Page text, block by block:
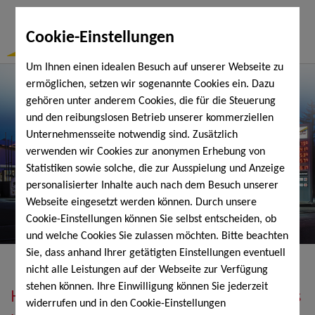
Cookie-Einstellungen
Um Ihnen einen idealen Besuch auf unserer Webseite zu
ermöglichen, setzen wir sogenannte Cookies ein. Dazu
gehören unter anderem Cookies, die für die Steuerung
und den reibungslosen Betrieb unserer kommerziellen
Unternehmensseite notwendig sind. Zusätzlich
verwenden wir Cookies zur anonymen Erhebung von
Statistiken sowie solche, die zur Ausspielung und Anzeige
personalisierter Inhalte auch nach dem Besuch unserer
Webseite eingesetzt werden können. Durch unsere
Cookie-Einstellungen können Sie selbst entscheiden, ob
und welche Cookies Sie zulassen möchten. Bitte beachten
Sie, dass anhand Ihrer getätigten Einstellungen eventuell
nicht alle Leistungen auf der Webseite zur Verfügung
stehen können. Ihre Einwilligung können Sie jederzeit
widerrufen und in den Cookie-Einstellungen
Heizöl, Diesel, Schmierstoffe, Holzpellets